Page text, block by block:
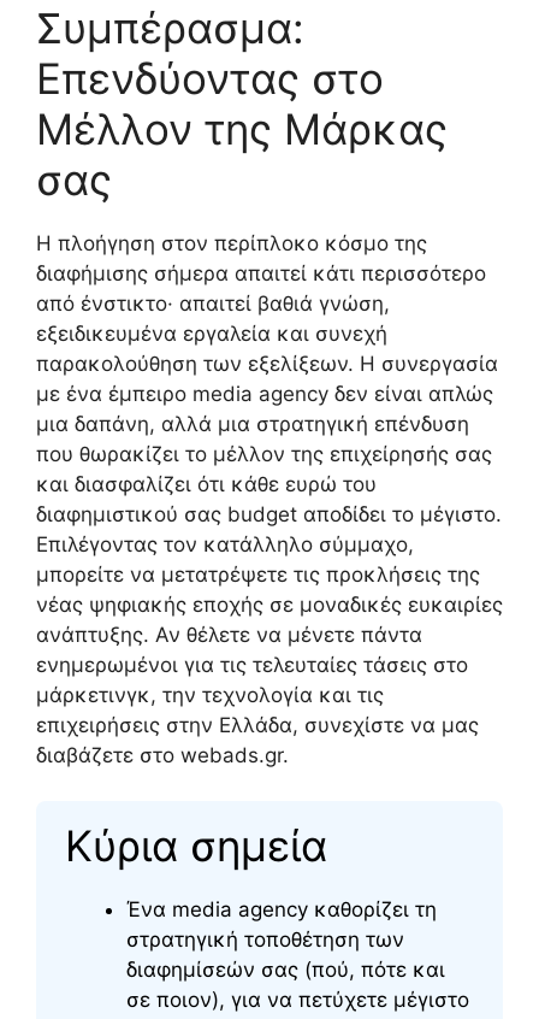
Συμπέρασμα:
Επενδύοντας στο
Μέλλον της Μάρκας
σας
Η πλοήγηση στον περίπλοκο κόσμο της
διαφήμισης σήμερα απαιτεί κάτι περισσότερο
από ένστικτο· απαιτεί βαθιά γνώση,
εξειδικευμένα εργαλεία και συνεχή
παρακολούθηση των εξελίξεων. Η συνεργασία
με ένα έμπειρο media agency δεν είναι απλώς
μια δαπάνη, αλλά μια στρατηγική επένδυση
που θωρακίζει το μέλλον της επιχείρησής σας
και διασφαλίζει ότι κάθε ευρώ του
διαφημιστικού σας budget αποδίδει το μέγιστο.
Επιλέγοντας τον κατάλληλο σύμμαχο,
μπορείτε να μετατρέψετε τις προκλήσεις της
νέας ψηφιακής εποχής σε μοναδικές ευκαιρίες
ανάπτυξης. Αν θέλετε να μένετε πάντα
ενημερωμένοι για τις τελευταίες τάσεις στο
μάρκετινγκ, την τεχνολογία και τις
επιχειρήσεις στην Ελλάδα, συνεχίστε να μας
διαβάζετε στο webads.gr.
Κύρια σημεία
Ένα media agency καθορίζει τη
στρατηγική τοποθέτηση των
διαφημίσεών σας (πού, πότε και
σε ποιον), για να πετύχετε μέγιστο